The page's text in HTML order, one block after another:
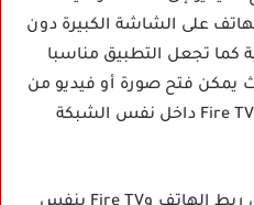
على الشاشة الكبيرة دون
كما تجعل التطبيق مناسبا
يمكن فتح صورة أو فيديو من
الهاتف وبثه مباشرة على جهاز Fire TV داخل نفس الشبكة